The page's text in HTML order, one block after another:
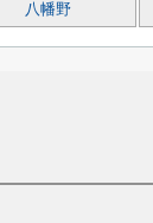
八幡野